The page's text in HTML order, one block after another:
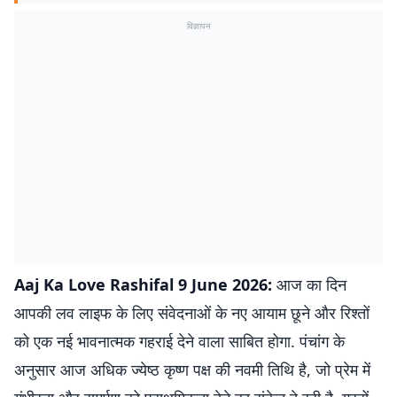
विज्ञापन
Aaj Ka Love Rashifal 9 June 2026: आज का दिन
आपकी लव लाइफ के लिए संवेदनाओं के नए आयाम छूने और रिश्तों
को एक नई भावनात्मक गहराई देने वाला साबित होगा. पंचांग के
अनुसार आज अधिक ज्येष्ठ कृष्ण पक्ष की नवमी तिथि है, जो प्रेम में